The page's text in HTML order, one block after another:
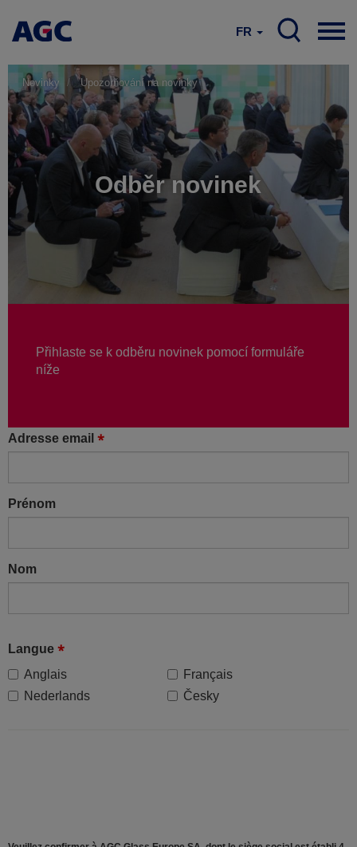
FR
Novinky Upozorňování na novinky
Odběr novinek
Přihlaste se k odběru novinek pomocí formuláře
níže
Adresse email
Prénom
Nom
Langue
Anglais
Français
Nederlands
Česky